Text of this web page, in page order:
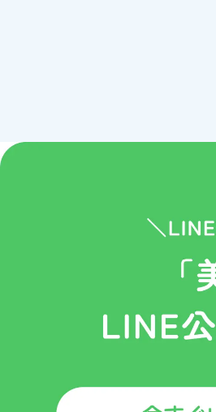
４、
当サ
ただ
レスか
２、
クッ
当サイ
クッ
イル
これ